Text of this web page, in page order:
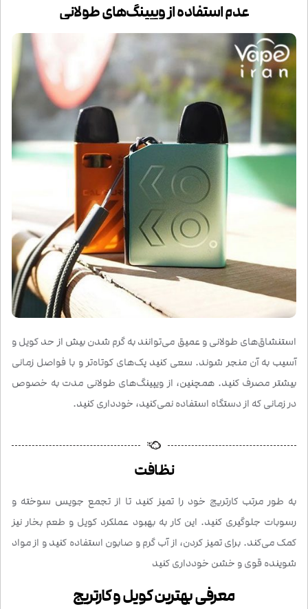
عدم استفاده از ویپینگ‌های طولانی
استنشاق‌های طولانی و عمیق می‌توانند به گرم شدن بیش از حد کویل و
آسیب به آن منجر شوند. سعی کنید پک‌های کوتاه‌تر و با فواصل زمانی
بیشتر مصرف کنید. همچنین، از ویپینگ‌های طولانی مدت به خصوص
در زمانی که از دستگاه استفاده نمی‌کنید، خودداری کنید.
نظافت
به طور مرتب کارتریج خود را تمیز کنید تا از تجمع جویس سوخته و
رسوبات جلوگیری کنید. این کار به بهبود عملکرد کویل و طعم بخار نیز
کمک می‌کند. برای تمیز کردن، از آب گرم و صابون استفاده کنید و از مواد
شوینده قوی و خشن خودداری کنید
معرفی بهترین کویل و کارتریج